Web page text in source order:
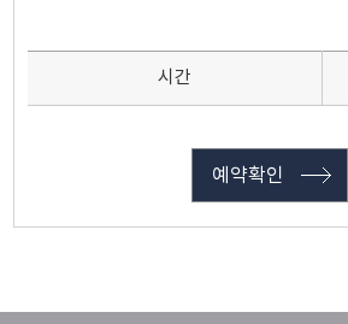
시간
예약확인